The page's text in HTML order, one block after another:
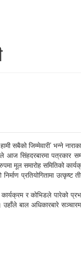
सबैको जिम्मेवारी’ भन्ने
आज सिंहदरबारमा
मूल समारोह समितिको
प्रतियोगितामा
र कोभिडले पारेको
बाल अधिकारबारे